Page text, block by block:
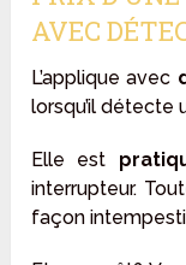
AVEC
L’applique avec
lorsqu’il détecte
Elle est
interrupteur.
façon